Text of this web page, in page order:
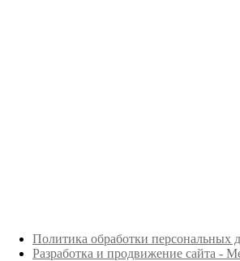
Политика обработки персональных
Разработка и продвижение сайта -